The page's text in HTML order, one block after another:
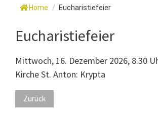
Home / Eucharistiefeier
Eucharistiefeier
Mittwoch, 16. Dezember 2026, 8.30
Kirche St. Anton: Krypta
Zurück